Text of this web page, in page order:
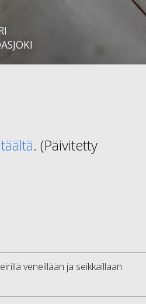
täältä. (Päivitetty
veneillään ja seikkaillaan